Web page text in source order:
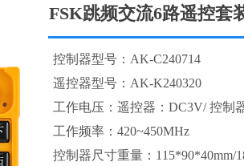
FSK跳频交流6路遥控套
控制器型号：AK-C240714
遥控器型号：AK-K240320
工作电压：遥控器：DC3V/ 控制
工作频率：420~450MHz
控制器尺寸重量：115*90*40mm/